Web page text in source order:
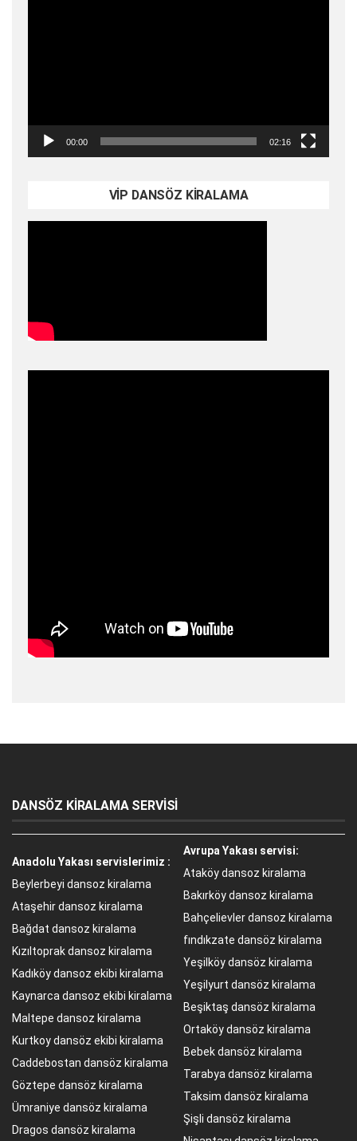
00:00 02:16
VİP DANSÖZ KİRALAMA
DANSÖZ KİRALAMA SERVİSİ
Anadolu Yakası servislerimiz :
Beylerbeyi dansoz kiralama
Ataşehir dansoz kiralama
Bağdat dansoz kiralama
Kızıltoprak dansoz kiralama
Kadıköy dansoz ekibi kiralama
Kaynarca dansoz ekibi kiralama
Maltepe dansoz kiralama
Kurtkoy dansöz ekibi kiralama
Caddebostan dansöz kiralama
Göztepe dansöz kiralama
Ümraniye dansöz kiralama
Dragos dansöz kiralama
Avrupa Yakası servisi:
Ataköy dansoz kiralama
Bakırköy dansoz kiralama
Bahçelievler dansoz kiralama
fındıkzate dansöz kiralama
Yeşilköy dansöz kiralama
Yeşilyurt dansöz kiralama
Beşiktaş dansöz kiralama
Ortaköy dansöz kiralama
Bebek dansöz kiralama
Tarabya dansöz kiralama
Taksim dansöz kiralama
Şişli dansöz kiralama